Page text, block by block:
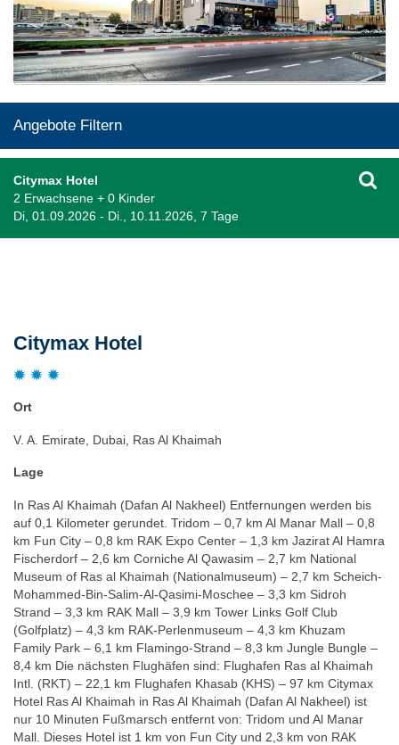
Angebote Filtern
Citymax Hotel
2 Erwachsene + 0 Kinder
Di, 01.09.2026 - Di., 10.11.2026, 7 Tage
Citymax Hotel
Ort
V. A. Emirate, Dubai, Ras Al Khaimah
Lage
In Ras Al Khaimah (Dafan Al Nakheel) Entfernungen werden bis
auf 0,1 Kilometer gerundet. Tridom – 0,7 km Al Manar Mall – 0,8
km Fun City – 0,8 km RAK Expo Center – 1,3 km Jazirat Al Hamra
Fischerdorf – 2,6 km Corniche Al Qawasim – 2,7 km National
Museum of Ras al Khaimah (Nationalmuseum) – 2,7 km Scheich-
Mohammed-Bin-Salim-Al-Qasimi-Moschee – 3,3 km Sidroh
Strand – 3,3 km RAK Mall – 3,9 km Tower Links Golf Club
(Golfplatz) – 4,3 km RAK-Perlenmuseum – 4,3 km Khuzam
Family Park – 6,1 km Flamingo-Strand – 8,3 km Jungle Bungle –
8,4 km Die nächsten Flughäfen sind: Flughafen Ras al Khaimah
Intl. (RKT) – 22,1 km Flughafen Khasab (KHS) – 97 km Citymax
Hotel Ras Al Khaimah in Ras Al Khaimah (Dafan Al Nakheel) ist
nur 10 Minuten Fußmarsch entfernt von: Tridom und Al Manar
Mall. Dieses Hotel ist 1 km von Fun City und 2,3 km von RAK